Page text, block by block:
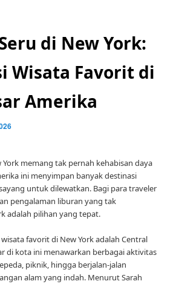
di New York:
Wisata Favorit di
Amerika
York memang tak pernah kehabisan daya
ini menyimpan banyak destinasi
untuk dilewatkan. Bagi para traveler
pengalaman liburan yang tak
adalah pilihan yang tepat.
favorit di New York adalah Central
di kota ini menawarkan berbagai aktivitas
piknik, hingga berjalan-jalan
alam yang indah. Menurut Sarah